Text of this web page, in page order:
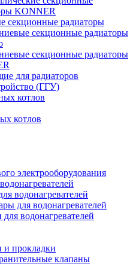
KONNER
секционные радиаторы
секционные радиаторы
секционные радиаторы
для радиаторов
(ГГУ)
котлов
котлов
электрооборудования
водонагревателей
для водонагревателей
водонагревателей
прокладки
клапаны